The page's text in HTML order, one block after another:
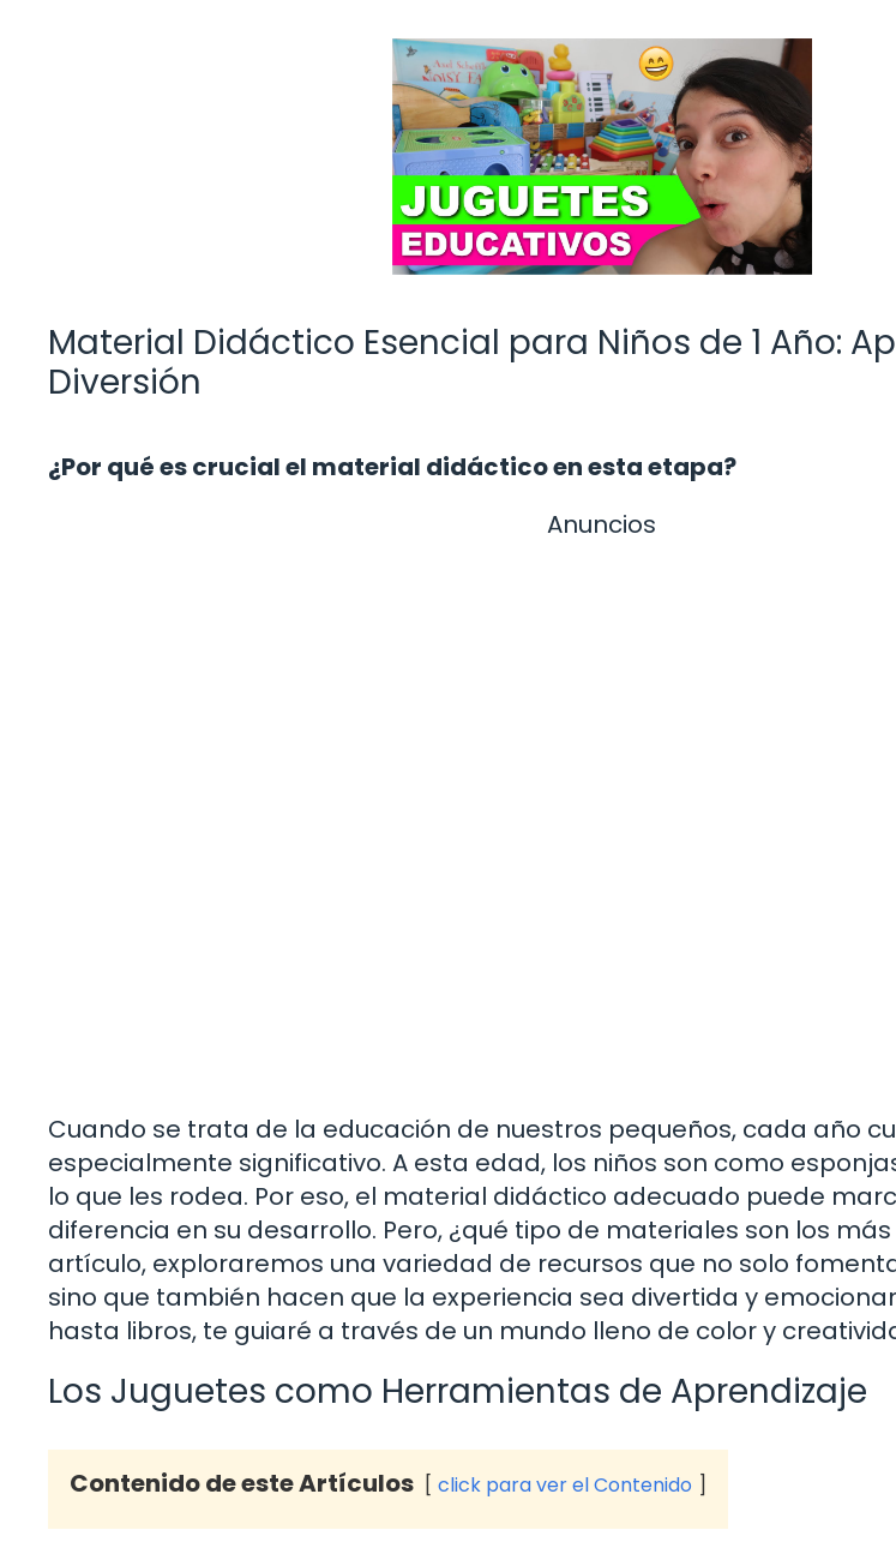
Material Didáctico Esencial para Niños de 1 Año:
Diversión
¿Por qué es crucial el material didáctico en esta etapa?
Anuncios
Cuando se trata de la educación de nuestros pequeños, cada año
especialmente significativo. A esta edad, los niños son como
lo que les rodea. Por eso, el material didáctico adecuado puede
diferencia en su desarrollo. Pero, ¿qué tipo de materiales son los
artículo, exploraremos una variedad de recursos que no solo
sino que también hacen que la experiencia sea divertida y
hasta libros, te guiaré a través de un mundo lleno de color y
Los Juguetes como Herramientas de Aprendizaje
Contenido de este Artículos click para ver el Contenido